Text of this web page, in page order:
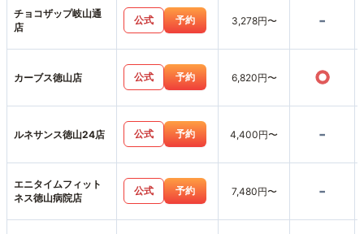
チョコザップ岐山通
店
公式 予約 3,278円〜 -
カーブス徳山店 公式 予約 6,820円〜 ○
ルネサンス徳山24店 公式 予約 4,400円〜 -
エニタイムフィット
ネス徳山病院店
公式 予約 7,480円〜 -